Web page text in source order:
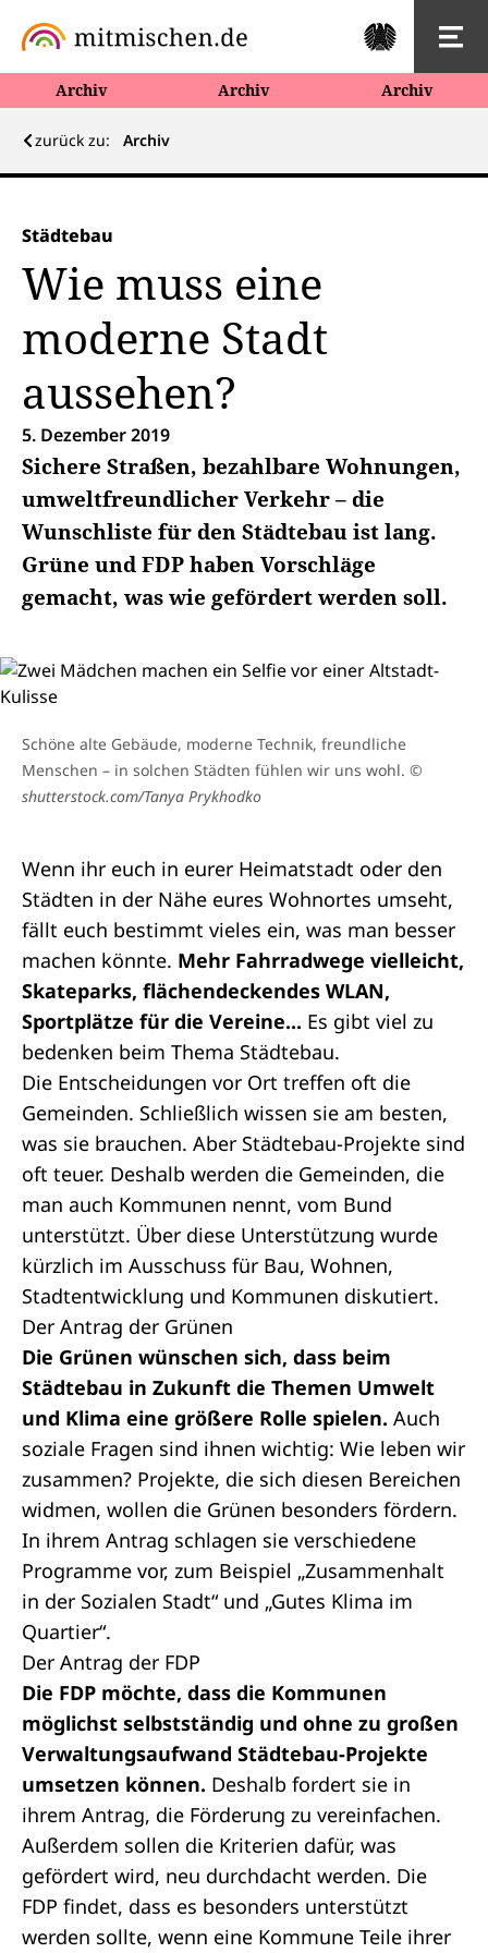
Archiv Archiv Archiv
zurück zu: Archiv
Städtebau
Wie muss eine
moderne Stadt
aussehen?
5. Dezember 2019
Sichere Straßen, bezahlbare Wohnungen,
umweltfreundlicher Verkehr – die
Wunschliste für den Städtebau ist lang.
Grüne und FDP haben Vorschläge
gemacht, was wie gefördert werden soll.
Schöne alte Gebäude, moderne Technik, freundliche
Menschen – in solchen Städten fühlen wir uns wohl. ©
shutterstock.com/Tanya Prykhodko
Wenn ihr euch in eurer Heimatstadt oder den
Städten in der Nähe eures Wohnortes umseht,
fällt euch bestimmt vieles ein, was man besser
machen könnte. Mehr Fahrradwege vielleicht,
Skateparks, flächendeckendes WLAN,
Sportplätze für die Vereine... Es gibt viel zu
bedenken beim Thema Städtebau.
Die Entscheidungen vor Ort treffen oft die
Gemeinden. Schließlich wissen sie am besten,
was sie brauchen. Aber Städtebau-Projekte sind
oft teuer. Deshalb werden die Gemeinden, die
man auch Kommunen nennt, vom Bund
unterstützt. Über diese Unterstützung wurde
kürzlich im Ausschuss für Bau, Wohnen,
Stadtentwicklung und Kommunen diskutiert.
Der Antrag der Grünen
Die Grünen wünschen sich, dass beim
Städtebau in Zukunft die Themen Umwelt
und Klima eine größere Rolle spielen. Auch
soziale Fragen sind ihnen wichtig: Wie leben wir
zusammen? Projekte, die sich diesen Bereichen
widmen, wollen die Grünen besonders fördern.
In ihrem Antrag schlagen sie verschiedene
Programme vor, zum Beispiel „Zusammenhalt
in der Sozialen Stadt“ und „Gutes Klima im
Quartier“.
Der Antrag der FDP
Die FDP möchte, dass die Kommunen
möglichst selbstständig und ohne zu großen
Verwaltungsaufwand Städtebau-Projekte
umsetzen können. Deshalb fordert sie in
ihrem Antrag, die Förderung zu vereinfachen.
Außerdem sollen die Kriterien dafür, was
gefördert wird, neu durchdacht werden. Die
FDP findet, dass es besonders unterstützt
werden sollte, wenn eine Kommune Teile ihrer